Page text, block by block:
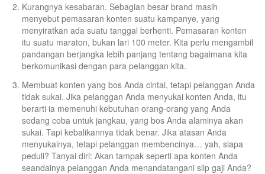
Kurangnya kesabaran. Sebagian besar brand masih
menyebut pemasaran konten suatu kampanye, yang
menyiratkan ada suatu tanggal berhenti. Pemasaran konten
itu suatu maraton, bukan lari 100 meter. Kita perlu mengambil
pandangan berjangka lebih panjang tentang bagaimana kita
berkomunikasi dengan para pelanggan kita.
Membuat konten yang bos Anda cintai, tetapi pelanggan Anda
tidak sukai. Jika pelanggan Anda menyukai konten Anda, itu
berarti ia memenuhi kebutuhan orang-orang yang Anda
sedang coba untuk jangkau, yang bos Anda alaminya akan
sukai. Tapi kebalikannya tidak benar. Jika atasan Anda
menyukainya, tetapi pelanggan membencinya… yah, siapa
peduli? Tanyai diri: Akan tampak seperti apa konten Anda
seandainya pelanggan Anda menandatangani slip gaji Anda?